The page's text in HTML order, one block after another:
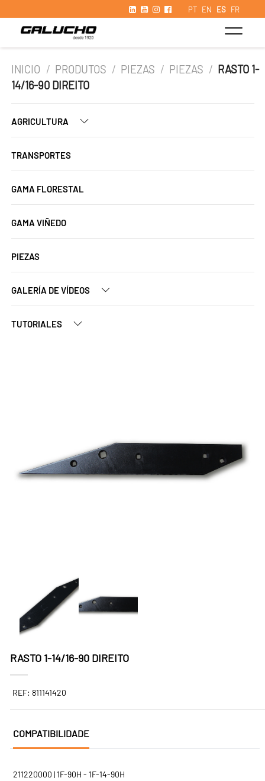
PT EN ES FR
INICIO / PRODUTOS / PIEZAS / PIEZAS / RASTO 1-
14/16-90 DIREITO
AGRICULTURA
TRANSPORTES
GAMA FLORESTAL
GAMA VIÑEDO
PIEZAS
GALERÍA DE VÍDEOS
TUTORIALES
RASTO 1-14/16-90 DIREITO
REF: 811141420
COMPATIBILIDADE
211220000 | 1F-90H - 1F-14-90H